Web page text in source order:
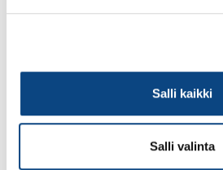
Salli kaikki
Salli valinta
Carat dry cut timanttiterä 10 m14